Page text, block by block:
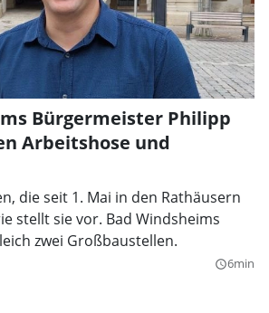
Bürgermeister Philipp
Arbeitshose und
die seit 1. Mai in den Rathäusern
stellt sie vor. Bad Windsheims
zwei Großbaustellen.
query_builder6min